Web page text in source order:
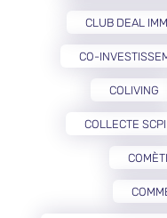
CLUB DEAL
CO-
COLIVING
COLLECTE SCPI